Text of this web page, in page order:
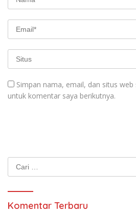
Simpan nama, email, dan situs
untuk komentar saya berikutnya.
Cari
untuk:
Komentar Terbaru